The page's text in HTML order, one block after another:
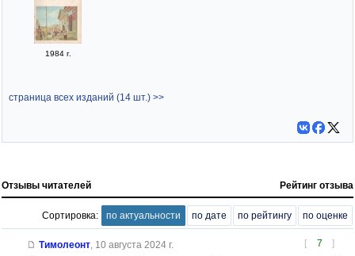
1984 г.
страница всех изданий (14 шт.) >>
Отзывы читателей Рейтинг отзыва
Сортировка: по актуальности по дате по рейтингу по оценке
[ 7 ]
Тимолеонт, 10 августа 2024 г.